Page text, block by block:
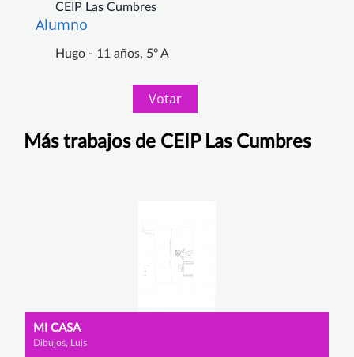
CEIP Las Cumbres
Alumno
Hugo - 11 años, 5º A
Votar
Más trabajos de CEIP Las Cumbres
MI CASA
Dibujos, Luis